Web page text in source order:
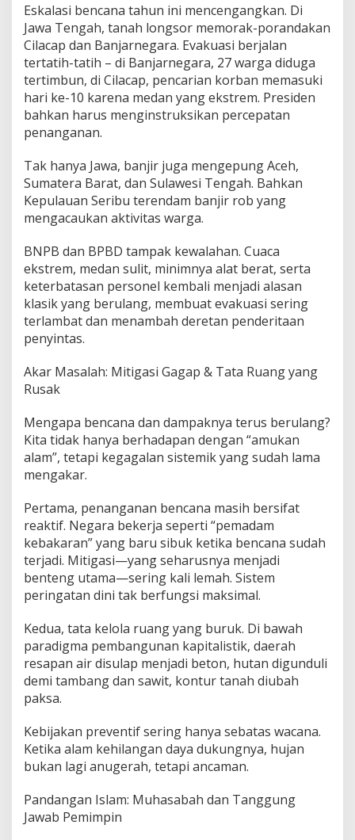
Eskalasi bencana tahun ini mencengangkan. Di
Jawa Tengah, tanah longsor memorak-porandakan
Cilacap dan Banjarnegara. Evakuasi berjalan
tertatih-tatih – di Banjarnegara, 27 warga diduga
tertimbun, di Cilacap, pencarian korban memasuki
hari ke-10 karena medan yang ekstrem. Presiden
bahkan harus menginstruksikan percepatan
penanganan.
Tak hanya Jawa, banjir juga mengepung Aceh,
Sumatera Barat, dan Sulawesi Tengah. Bahkan
Kepulauan Seribu terendam banjir rob yang
mengacaukan aktivitas warga.
BNPB dan BPBD tampak kewalahan. Cuaca
ekstrem, medan sulit, minimnya alat berat, serta
keterbatasan personel kembali menjadi alasan
klasik yang berulang, membuat evakuasi sering
terlambat dan menambah deretan penderitaan
penyintas.
Akar Masalah: Mitigasi Gagap & Tata Ruang yang
Rusak
Mengapa bencana dan dampaknya terus berulang?
Kita tidak hanya berhadapan dengan “amukan
alam”, tetapi kegagalan sistemik yang sudah lama
mengakar.
Pertama, penanganan bencana masih bersifat
reaktif. Negara bekerja seperti “pemadam
kebakaran” yang baru sibuk ketika bencana sudah
terjadi. Mitigasi—yang seharusnya menjadi
benteng utama—sering kali lemah. Sistem
peringatan dini tak berfungsi maksimal.
Kedua, tata kelola ruang yang buruk. Di bawah
paradigma pembangunan kapitalistik, daerah
resapan air disulap menjadi beton, hutan digunduli
demi tambang dan sawit, kontur tanah diubah
paksa.
Kebijakan preventif sering hanya sebatas wacana.
Ketika alam kehilangan daya dukungnya, hujan
bukan lagi anugerah, tetapi ancaman.
Pandangan Islam: Muhasabah dan Tanggung
Jawab Pemimpin